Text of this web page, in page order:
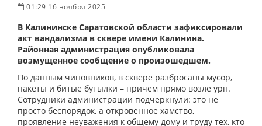
01:29 16 ноября 2025
В Калининске Саратовской области зафиксировали
акт вандализма в сквере имени Калинина.
Районная администрация опубликовала
возмущенное сообщение о произошедшем.
По данным чиновников, в сквере разбросаны мусор,
пакеты и битые бутылки – причем прямо возле урн.
Сотрудники администрации подчеркнули: это не
просто беспорядок, а откровенное хамство,
проявление неуважения к общему дому и труду тех, кто